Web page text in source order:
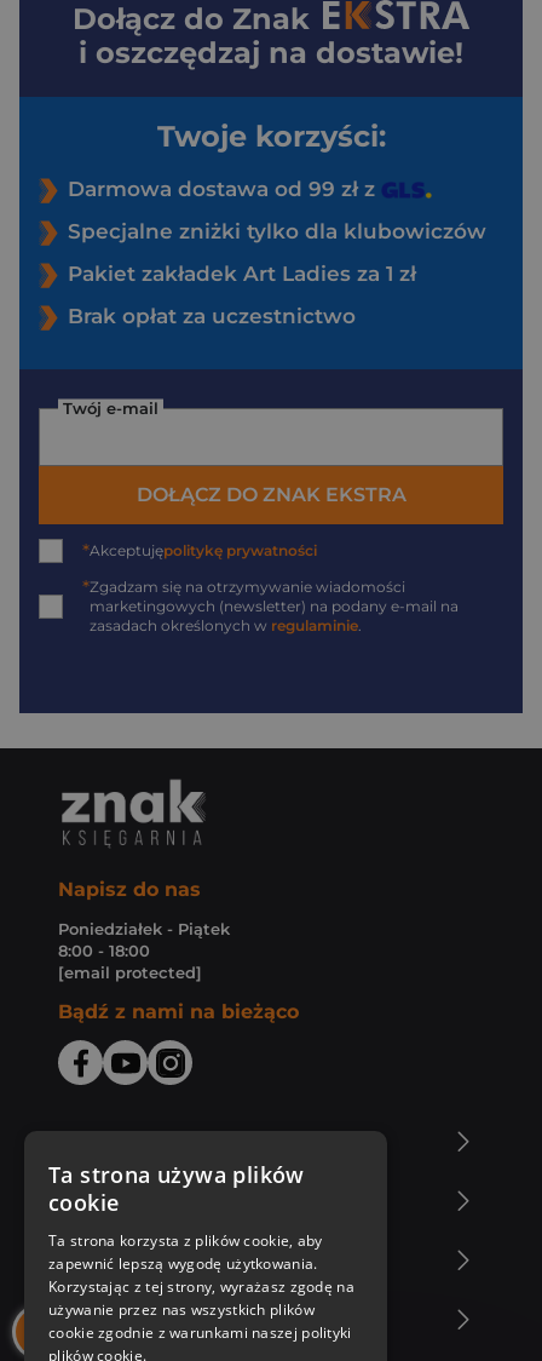
Dołącz do Znak
i oszczędzaj na dostawie!
Twoje korzyści:
Darmowa dostawa od 99 zł z
Specjalne zniżki tylko dla klubowiczów
Pakiet zakładek Art Ladies za 1 zł
Brak opłat za uczestnictwo
Twój e-mail
DOŁĄCZ DO ZNAK EKSTRA
*Akceptujępolitykę prywatności
*Zgadzam się na otrzymywanie wiadomości
marketingowych (newsletter) na podany e-mail na
zasadach określonych w regulaminie.
Napisz do nas
Poniedziałek - Piątek
8:00 - 18:00
[email protected]
Bądź z nami na bieżąco
Zakupy u nas
Nasza oferta
Nasi autorzy
Ta strona używa plików
cookie
Ta strona korzysta z plików cookie, aby
zapewnić lepszą wygodę użytkowania.
Korzystając z tej strony, wyrażasz zgodę na
używanie przez nas wszystkich plików
cookie zgodnie z warunkami naszej polityki
plików cookie.